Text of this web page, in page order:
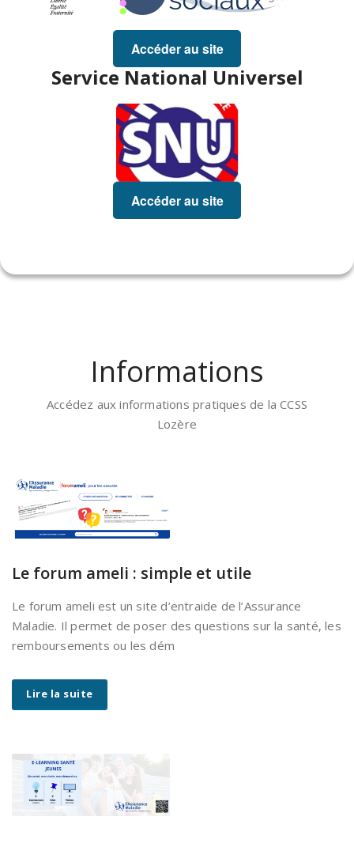
Accéder au site
Service National Universel
Accéder au site
Informations
Accédez aux informations pratiques de la CCSS
Lozère
Le forum ameli : simple et utile
Le forum ameli est un site d’entraide de l’Assurance
Maladie. Il permet de poser des questions sur la santé, les
remboursements ou les dém
Lire la suite